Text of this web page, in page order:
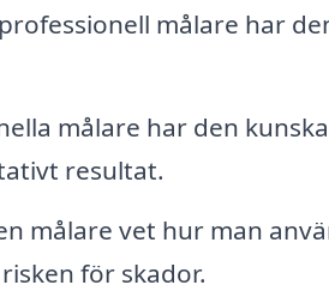
målare har
målare har den
resultat.
målare vet hur man
för skador.